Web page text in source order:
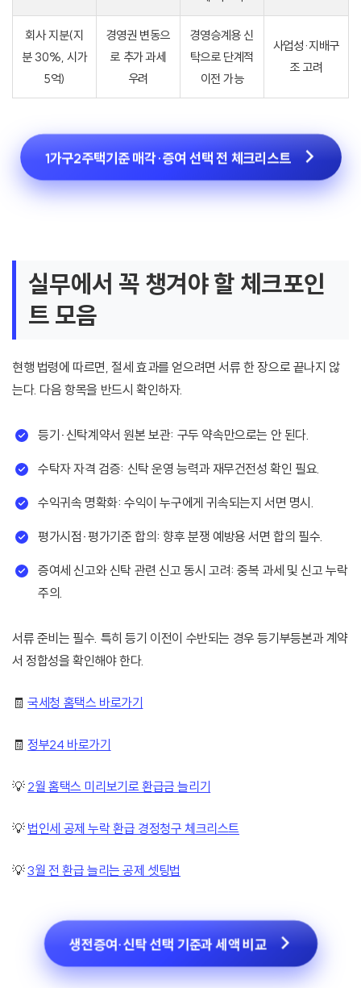
회사 지분(지
분 30%, 시가
5억)
경영권 변동으
로 추가 과세
우려
경영승계용 신
탁으로 단계적
이전 가능
사업성·지배구
조 고려
1가구2주택기준 매각·증여 선택 전 체크리스트
실무에서 꼭 챙겨야 할 체크포인
트 모음
현행 법령에 따르면, 절세 효과를 얻으려면 서류 한 장으로 끝나지 않
는다. 다음 항목을 반드시 확인하자.
등기·신탁계약서 원본 보관: 구두 약속만으로는 안 된다.
수탁자 자격 검증: 신탁 운영 능력과 재무건전성 확인 필요.
수익귀속 명확화: 수익이 누구에게 귀속되는지 서면 명시.
평가시점·평가기준 합의: 향후 분쟁 예방용 서면 합의 필수.
증여세 신고와 신탁 관련 신고 동시 고려: 중복 과세 및 신고 누락
주의.
서류 준비는 필수. 특히 등기 이전이 수반되는 경우 등기부등본과 계약
서 정합성을 확인해야 한다.
🧾국세청 홈택스 바로가기
🧾정부24 바로가기
💡 2월 홈택스 미리보기로 환급금 늘리기
💡 법인세 공제 누락 환급 경정청구 체크리스트
💡3월 전 환급 늘리는 공제 셋팅법
생전증여·신탁 선택 기준과 세액 비교